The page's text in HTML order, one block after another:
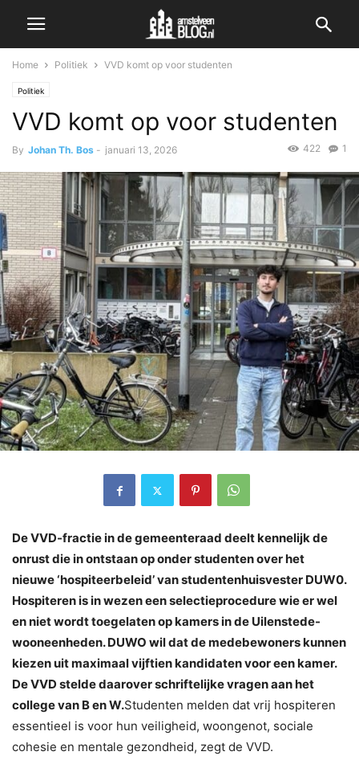
Home Politiek VVD komt op voor studenten
Politiek
VVD komt op voor studenten
By Johan Th. Bos - januari 13, 2026 1
422
De VVD-fractie in de gemeenteraad deelt kennelijk de
onrust die in ontstaan op onder studenten over het
nieuwe ‘hospiteerbeleid’ van studentenhuisvester DUW0.
Hospiteren is in wezen een selectieprocedure wie er wel
en niet wordt toegelaten op kamers in de Uilenstede-
wooneenheden. DUWO wil dat de medebewoners kunnen
kiezen uit maximaal vijftien kandidaten voor een kamer.
De VVD stelde daarover schriftelijke vragen aan het
college van B en W.Studenten melden dat vrij hospiteren
essentieel is voor hun veiligheid, woongenot, sociale
cohesie en mentale gezondheid, zegt de VVD.